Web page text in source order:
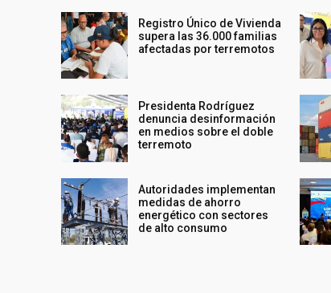
Registro Único de Vivienda
supera las 36.000 familias
afectadas por terremotos
Presidenta Rodríguez
denuncia desinformación
en medios sobre el doble
terremoto
Autoridades implementan
medidas de ahorro
energético con sectores
de alto consumo